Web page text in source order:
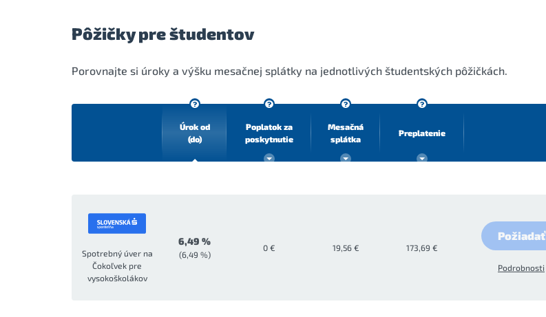
Pôžičky pre študentov
Porovnajte si úroky a výšku mesačnej splátky na jednotlivých študentských pôžičkách.
Úrok od
(do)
Poplatok za
poskytnutie
Mesačná
splátka
Preplatenie
Spotrebný úver na
Čokoľvek pre
vysokoškolákov
6,49 %
(6,49 %)
0 € 19,56 € 173,69 €
Požiadať
Podrobnosti